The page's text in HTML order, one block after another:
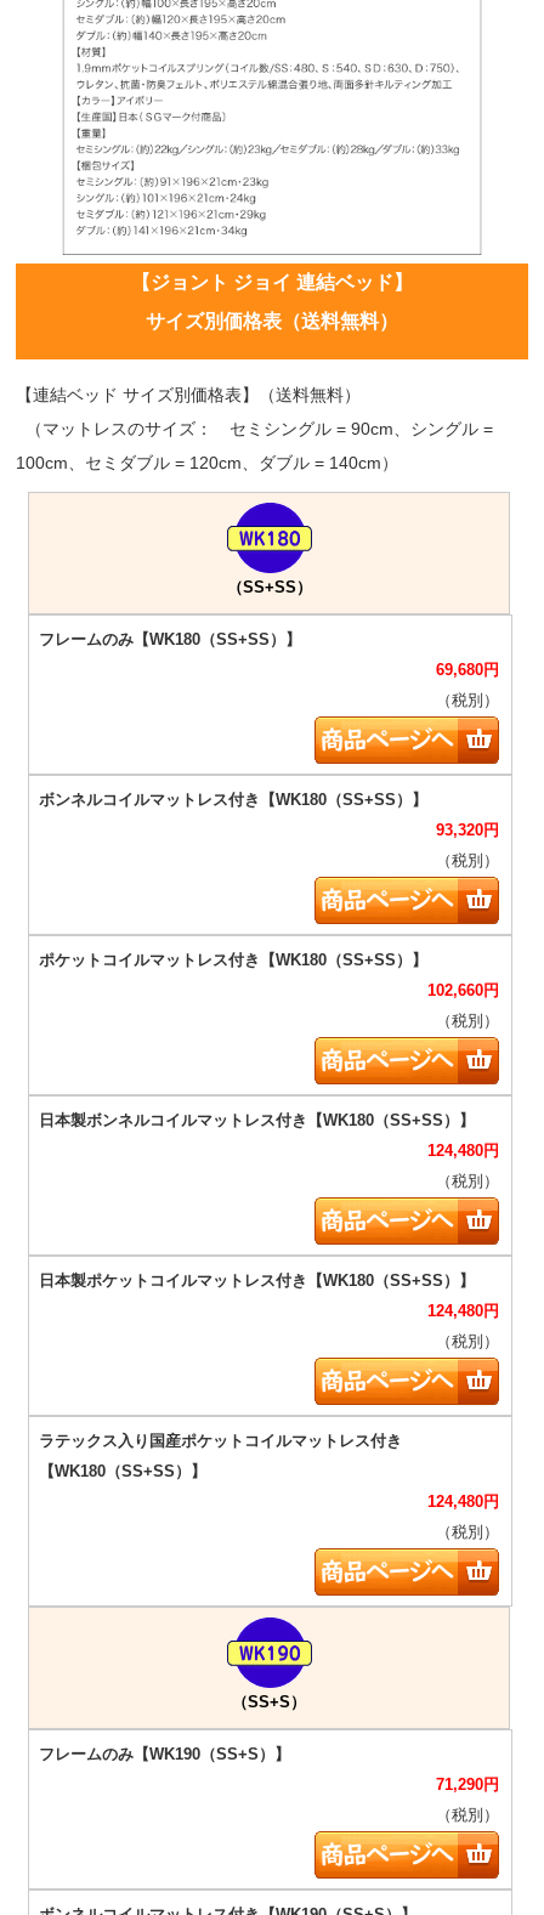
【ジョント ジョイ 連結ベッド】
サイズ別価格表（送料無料）
【連結ベッド サイズ別価格表】（送料無料）
（マットレスのサイズ： セミシングル = 90cm、シングル =
100cm、セミダブル = 120cm、ダブル = 140cm）
（SS+SS）
69,680円
（税別）
93,320円
（税別）
102,660円
（税別）
124,480円
（税別）
124,480円
（税別）
124,480円
（税別）
（SS+S）
71,290円
（税別）